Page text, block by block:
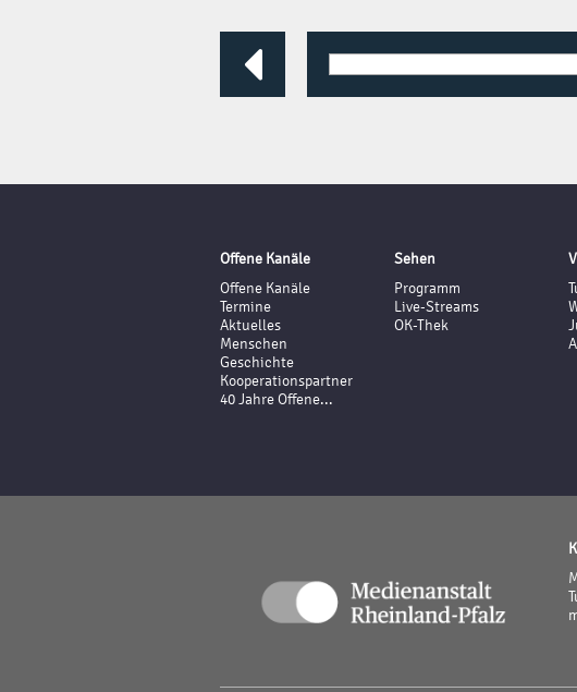

Offene Kanäle
Offene Kanäle
Termine
Aktuelles
Menschen
Geschichte
Kooperationspartner
40 Jahre Offene...
Sehen
Programm
Live-Streams
OK-Thek